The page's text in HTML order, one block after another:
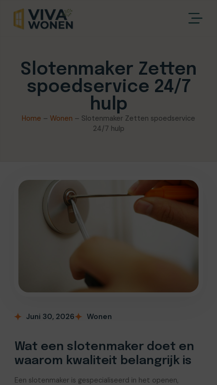
Slotenmaker Zetten
spoedservice 24/7
hulp
Home – Wonen – Slotenmaker Zetten spoedservice
24/7 hulp
Juni 30, 2026 Wonen
Wat een slotenmaker doet en
waarom kwaliteit belangrijk is
Een slotenmaker is gespecialiseerd in het openen,